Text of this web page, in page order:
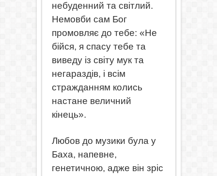
небуденний та світлий.
Немовби сам Бог
промовляє до тебе: «Не
бійся, я спасу тебе та
виведу із світу мук та
негараздів, і всім
стражданням колись
настане величний
кінець».
Любов до музики була у
Баха, напевне,
генетичною, адже він зріс